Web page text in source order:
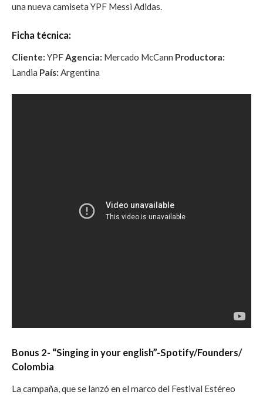
una nueva camiseta YPF Messi Adidas.
Ficha técnica:
Cliente: YPFAgencia: Mercado McCann Productora:
Landia País: Argentina
Bonus 2- “Singing in your english”-Spotify/Founders/
Colombia
La campaña, que se lanzó en el marco del Festival Estéreo